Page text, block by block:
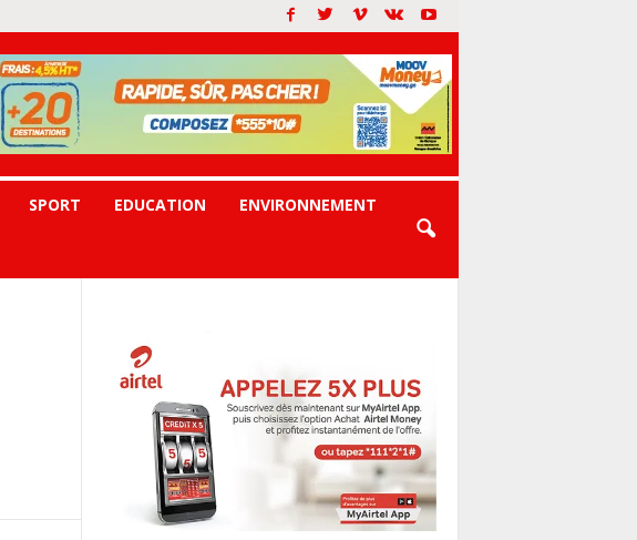
SPORT EDUCATION ENVIRONNEMENT